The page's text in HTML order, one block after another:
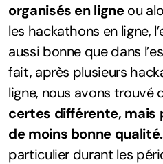
organisés en ligneou
les hackathons en ligne,
aussi bonne que dans
fait, après plusieurs
ligne, nous avons trouvé
certes différente, mais
de moins bonne qualité.
particulier durant les